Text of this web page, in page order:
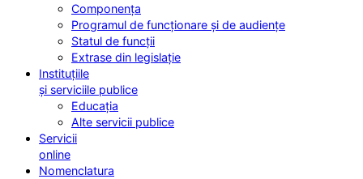
Componența
Programul de funcționare și de audiențe
Statul de funcții
Extrase din legislație
Instituțiile
și serviciile publice
Educația
Alte servicii publice
Servicii
online
Nomenclatura